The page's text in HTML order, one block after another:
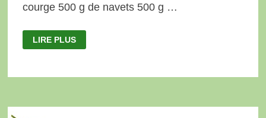
courge 500 g de navets 500 g …
PANIER
DU
2
LIRE PLUS